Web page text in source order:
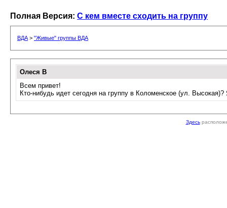
Полная Версия: С кем вместе сходить на группу
ВДА > "Живые" группы ВДА
Олеся В
Всем привет!
Кто-нибудь идет сегодня на группу в Коломенское (ул.
Здесь